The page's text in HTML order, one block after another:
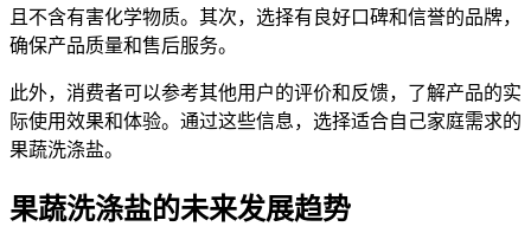
且不含有害化学物质。其次，选择有良好口碑和信誉的品牌，
确保产品质量和售后服务。
此外，消费者可以参考其他用户的评价和反馈，了解产品的实
际使用效果和体验。通过这些信息，选择适合自己家庭需求的
果蔬洗涤盐。
果蔬洗涤盐的未来发展趋势